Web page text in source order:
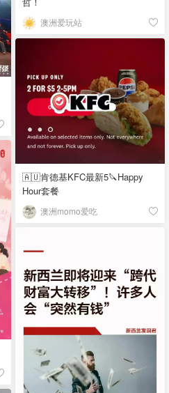
澳洲爱玩站
🇦🇺肯德基KFC最新5🔪Happy
Hour套餐
澳洲momo爱吃